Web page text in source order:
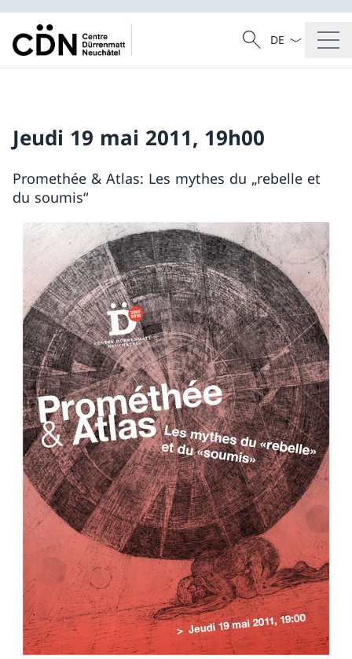
Cercare
Ricerca
Dal menu a
Jeudi 19 mai 2011, 19h00
Promethée & Atlas: Les mythes du „rebelle et
du soumis“